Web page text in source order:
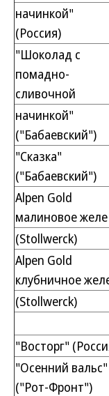
начинкой"
(Россия)
"Шоколад с
помадно-
сливочной
начинкой"
("Бабаевский")
"Сказка"
("Бабаевский")
Alpen Gold
малиновое желе
(Stollwerck)
Alpen Gold
клубничное
(Stollwerck)
"Восторг"
"Осенний вальс"
("Рот-Фронт")